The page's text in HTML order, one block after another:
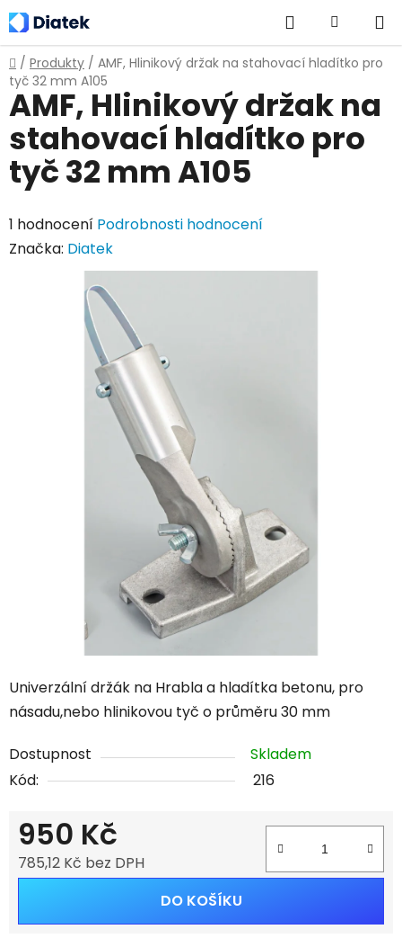
Přejít
na
obsah
Hledat NÁKUPNÍ
KOŠÍK
Domů
/ Produkty / AMF, Hlinikový držak na stahovací hladítko pro
tyč 32 mm A105
Univerzální držák na Hrabla a hladítka betonu, pro
násadu,nebo hlinikovou tyč o průměru 30 mm
Dostupnost
Skladem
Kód:
216
950 Kč
785,12 Kč bez DPH
DO KOŠÍKU
AMF, Hlinikový držak na
stahovací hladítko pro
tyč 32 mm A105
Průměrné
hodnocení
1 hodnocení Podrobnosti hodnocení
Značka: Diatek